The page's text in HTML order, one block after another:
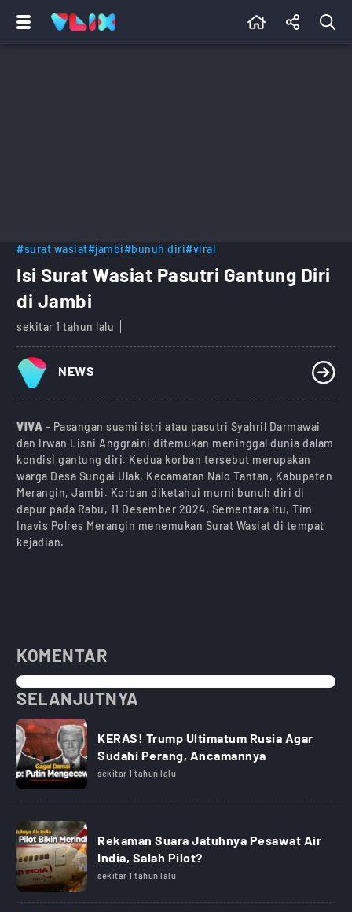
#surat wasiat#jambi#bunuh diri#viral
Isi Surat Wasiat Pasutri Gantung Diri
di Jambi
sekitar 1 tahun lalu
NEWS
VIVA – Pasangan suami istri atau pasutri Syahril Darmawai
dan Irwan Lisni Anggraini ditemukan meninggal dunia dalam
kondisi gantung diri. Kedua korban tersebut merupakan
warga Desa Sungai Ulak, Kecamatan Nalo Tantan, Kabupaten
Merangin, Jambi. Korban diketahui murni bunuh diri di
dapur pada Rabu, 11 Desember 2024. Sementara itu, Tim
Inavis Polres Merangin menemukan Surat Wasiat di tempat
kejadian.
KOMENTAR
SELANJUTNYA
KERAS! Trump Ultimatum Rusia Agar
Sudahi Perang, Ancamannya
sekitar 1 tahun lalu
Rekaman Suara Jatuhnya Pesawat Air
India, Salah Pilot?
sekitar 1 tahun lalu